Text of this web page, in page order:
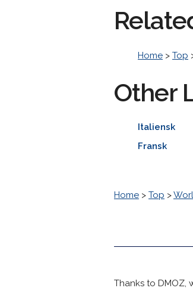
Home > Top
Other
Italiensk
Fransk
Home > Top >
Thanks to